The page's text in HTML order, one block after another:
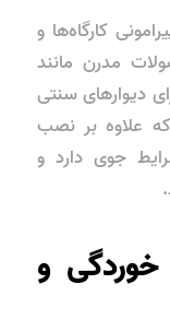
کارگاه‌ها و
مدرن مانند
دیوارهای سنتی
علاوه بر نصب
جوی دارد و
و